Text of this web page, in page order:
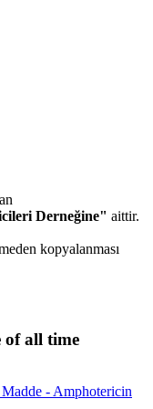
Derneğine" aittir.
kopyalanması
of all time
- Amphotericin